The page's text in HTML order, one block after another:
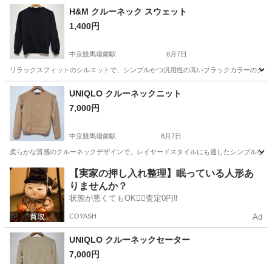
H&M クルーネック スウェット
1,400円
中京競馬場前駅 8月7日
リラックスフィットのシルエットで、シンプルかつ汎用性の高いブラックカラーのク
愛知 名古屋市 中京競馬場前駅 カーディガン
UNIQLO クルーネックニット
7,000円
中京競馬場前駅 8月7日
柔らかな質感のクルーネックデザインで、レイヤードスタイルにも適したシンプルな
愛知 名古屋市 中京競馬場前駅 セーター UNIQLO
【実家の押し入れ整理】眠っている人形あ
りませんか？
状態が悪くてもOK🙆‍♀️査定0円‼️
COYASH Ad
UNIQLO クルーネックセーター
7,000円